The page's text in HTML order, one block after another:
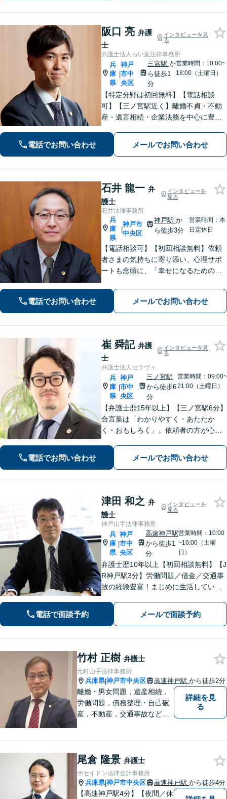
阪口 亮 弁護
士
インタビューを見
る
弁護士法人らい麦法律事務所
兵
庫
県
|
神戸
市中
央区
三宮駅 か
ら徒歩1
分
営業時間：10:00~
18:00（土曜日）
【特定分野は初回無料】【電話相談
可】【三ノ宮駅近く】離婚不貞・不動
産・遺言相続・企業法務を中心に豊富
ために」をモットーに、高い専門性を
もって最善の解決を実現します。お気
電話でお問い合わせ メールでお問い合わせ
石井 龍一 弁
護士
インタビューを
見る
石井法律事務所
兵
庫
県
|
神戸市
中央区
神戸駅 か
ら徒歩3分
営業時間：本
日定休日
【電話相談可】【初回相談無料】依頼
者さまの気持ちに寄り添い、心理サポ
ートも念頭に、「幸せになるための解
相続トラブル／交通事故／借金問題な
ど、お困りごとは何でもご相談くださ
い【夜間・休日面談可】【神戸駅3分】
電話でお問い合わせ メールでお問い合わせ
崔 舜記 弁護
士
インタビューを見
る
弁護士法人セラヴィ
兵
庫
県
|
神戸
市中
央区
三ノ宮駅
から徒歩6
分
営業時間：09:00~
21:00（土曜日）
【弁護士歴15年以上】【三ノ宮駅6分】
合言葉は「わかりやすく・あたたか
く・おもしろく」。依頼者の方が心か
広い領域をカバー。【夜間休日/電話相
談可能】【初回面談20分無料】
電話でお問い合わせ メールでお問い合わせ
津田 和之 弁
護士
インタビューを
見る
神戸山手法律事務所
兵
庫
県
|
神戸
市中
央区
高速神戸駅
から徒歩1
分
営業時間：10:00
~16:00（土曜
日）
弁護士歴10年以上【初回相談無料】【J
R神戸駅3分】労働問題／借金／交通事
故の経験豊富！まじめに生活している
決策をご提案いたします。関西学院大
学大学院（ロースクール）の現役教
電話で面談予約 メールで面談予約
竹村 正樹 弁護士
元町山手法律事務所
兵庫県|神戸市中央区 高速神戸駅 から徒歩2分
離婚・男女問題，遺産相続，
労働問題，債務整理・自己破
産，不動産，交通事故など生
ら徒歩約３分、大倉山駅から
約9分
詳細を見
る
尾倉 隆景 弁護士
ポセイドン法律会計事務所
兵庫県|神戸市中央区 高速神戸駅 から徒歩4分
【高速神戸駅4分】【夜間／休